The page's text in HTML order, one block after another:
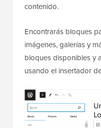
contenido.
Encontrarás bloques
imágenes, galerías y
bloques disponibles y
usando el insertador